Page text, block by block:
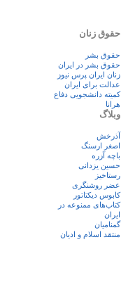
حقوق زنان
حقوق بشر
حقوق بشر در ایران
زنان ايران پرس نيوز
عدالت برای ایران
کمیته دانشجویی دفاع
هرانا
وبلاگ
آذرخش
اصغر ارسنگ
باچه آزره
حسین یزدانی
رستاخیز
عضر روشنگری
کابوس دیکتاتور
کتاب‌های ممنوعه در
ایران
گمنامیان
منتقد اسلام و ادیان